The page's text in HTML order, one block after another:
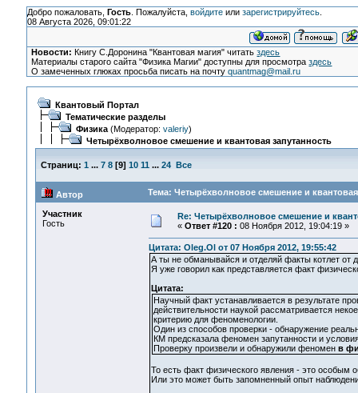
Добро пожаловать, Гость. Пожалуйста, войдитеили зарегистрируйтесь.
08 Августа 2026, 09:01:22
Новости: Книгу С.Доронина "Квантовая магия" читатьздесь
Материалы старого сайта "Физика Магии" доступны для просмотраздесь
О замеченных глюках просьба писать на почтуquantmag@mail.ru
Квантовый Портал
Тематические разделы
Физика(Модератор: valeriy)
Четырёхволновое смешение и квантовая запутанность
Страниц: 1 ... 7 8[9] 10 11 ... 24 Все
Автор Тема: Четырёхволновое смешение и
Участник
Гость
Re: Четырёхволновое смешение и
« Ответ #120 : 08 Ноября 2012, 19:04:19 »
Цитата: Oleg.Ol от 07 Ноября 2012, 19:55:42
А ты не обманывайся и отделяй факты котлет от
Я уже говорил как представляется факт
Цитата:
Научный факт устанавливается в результате
действительности наукой рассматривается
критерию для феноменологии.
Один из способов проверки - обнаружение
КМ предсказала феномен запутанности и
Проверку произвели и обнаружили феномен в
То есть факт физического явления - это особым
Или это может быть запомненный опыт